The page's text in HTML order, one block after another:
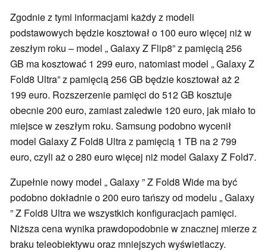
Zgodnie z tymi informacjami każdy z modeli
podstawowych będzie kosztował o 100 euro więcej niż w
zeszłym roku – model „ Galaxy Z Flip8” z pamięcią 256
GB ma kosztować 1 299 euro, natomiast model „ Galaxy Z
Fold8 Ultra” z pamięcią 256 GB będzie kosztował aż 2
199 euro. Rozszerzenie pamięci do 512 GB kosztuje
obecnie 200 euro, zamiast zaledwie 120 euro, jak miało to
miejsce w zeszłym roku. Samsung podobno wycenił
model Galaxy Z Fold8 Ultra z pamięcią 1 TB na 2 799
euro, czyli aż o 280 euro więcej niż model Galaxy Z Fold7.
Zupełnie nowy model „ Galaxy ” Z Fold8 Wide ma być
podobno dokładnie o 200 euro tańszy od modelu „ Galaxy
” Z Fold8 Ultra we wszystkich konfiguracjach pamięci.
Niższa cena wynika prawdopodobnie w znacznej mierze z
braku teleobiektywu oraz mniejszych wyświetlaczy.